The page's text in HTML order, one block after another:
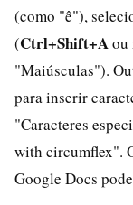
(como "ê"),
(Ctrl+Shift+Aou
"Maiúsculas").
para inserir
"Caracteres
with circumflex".
Google Docs